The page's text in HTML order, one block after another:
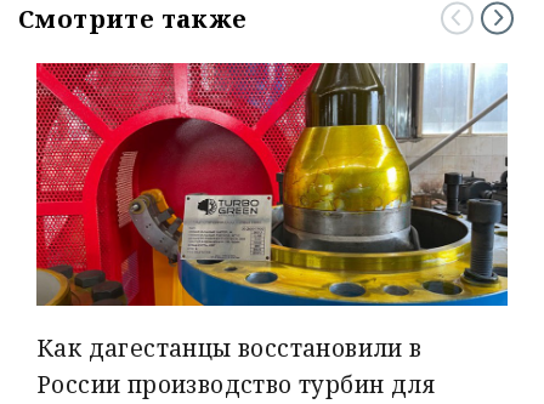
Смотрите также
Как дагестанцы восстановили в
России производство турбин для